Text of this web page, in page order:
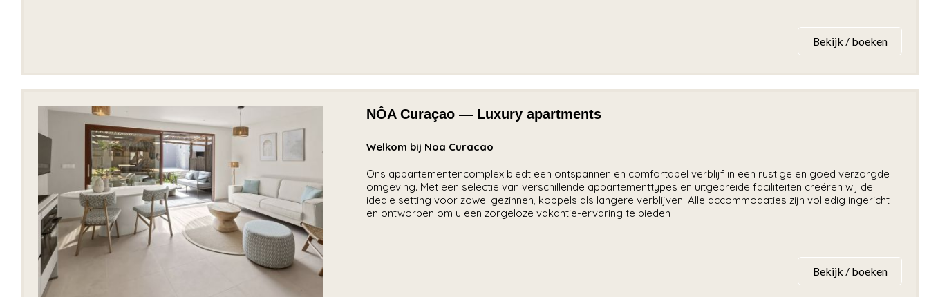
Bekijk / boeken
NÔA Curaçao — Luxury apartments
Welkom bij Noa Curacao
Ons appartementencomplex biedt een ontspannen en comfortabel verblijf in een rustige en goed verzorgde
omgeving. Met een selectie van verschillende appartementtypes en uitgebreide faciliteiten creëren wij de
ideale setting voor zowel gezinnen, koppels als langere verblijven. Alle accommodaties zijn volledig ingericht
en ontworpen om u een zorgeloze vakantie-ervaring te bieden
Bekijk / boeken